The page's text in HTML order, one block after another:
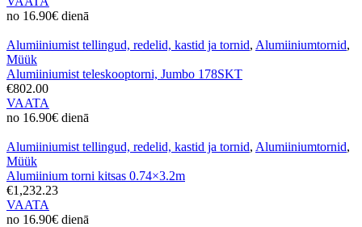
no 16.90€ dienā
Alumiiniumist tellingud, redelid, kastid ja tornid, Alumiiniumtornid,
Müük
Alumiiniumist teleskooptorni, Jumbo 178SKT
€802.00
VAATA
no 16.90€ dienā
Alumiiniumist tellingud, redelid, kastid ja tornid, Alumiiniumtornid,
Müük
Alumiinium torni kitsas 0.74×3.2m
€1,232.23
VAATA
no 16.90€ dienā